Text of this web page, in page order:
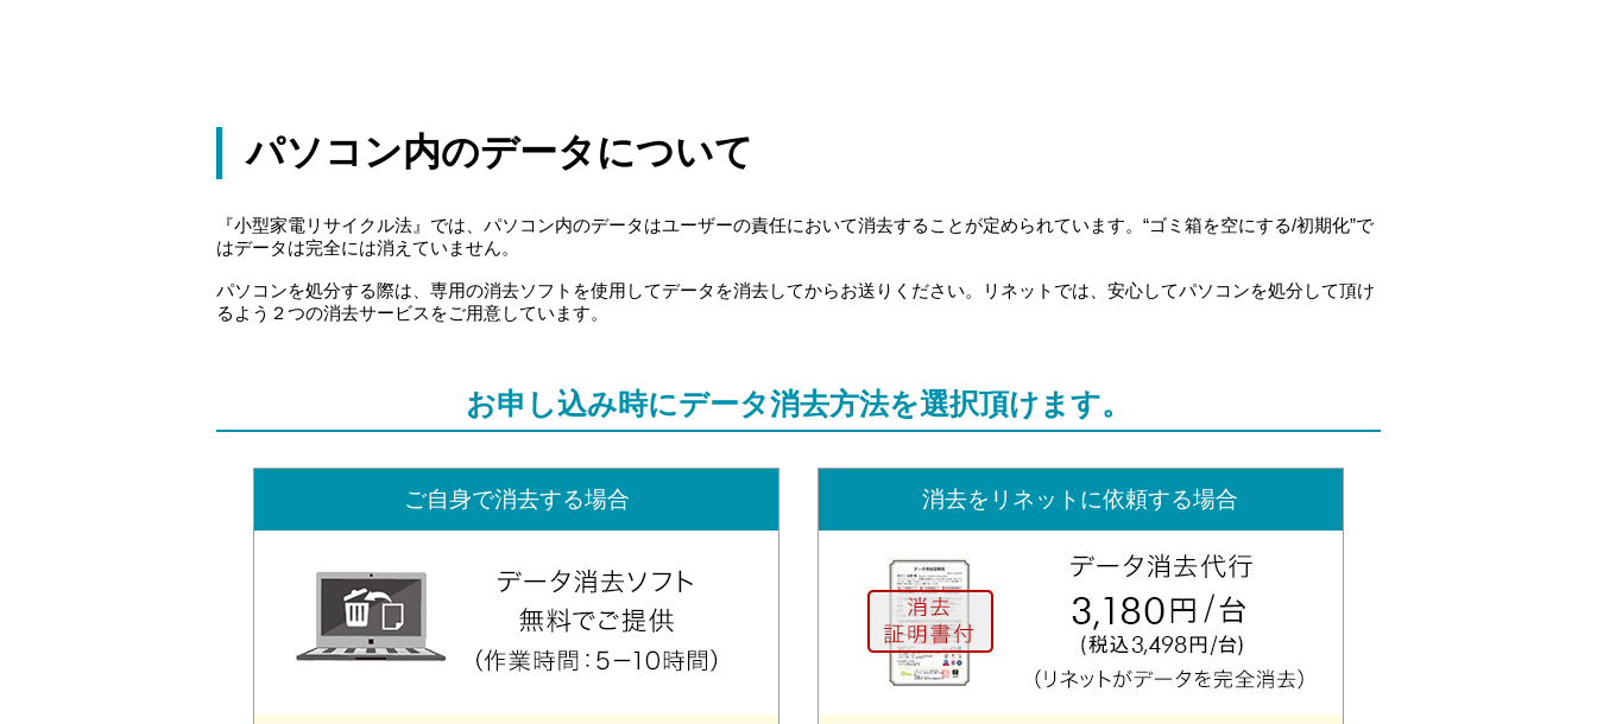
パソコン内のデータについて
『小型家電リサイクル法』では、パソコン内のデータはユーザーの責任において消去することが定められています。“ゴミ箱を空にする/初期化”で
はデータは完全には消えていません。
パソコンを処分する際は、専用の消去ソフトを使用してデータを消去してからお送りください。リネットでは、安心してパソコンを処分して頂け
るよう２つの消去サービスをご用意しています。
お申し込み時にデータ消去方法を選択頂けます。
ご自身で消去する場合 消去をリネットに依頼する場合